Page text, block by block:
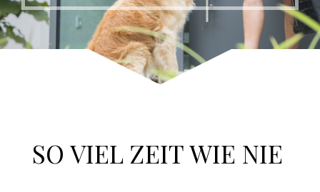
SO VIEL ZEIT WIE NIE